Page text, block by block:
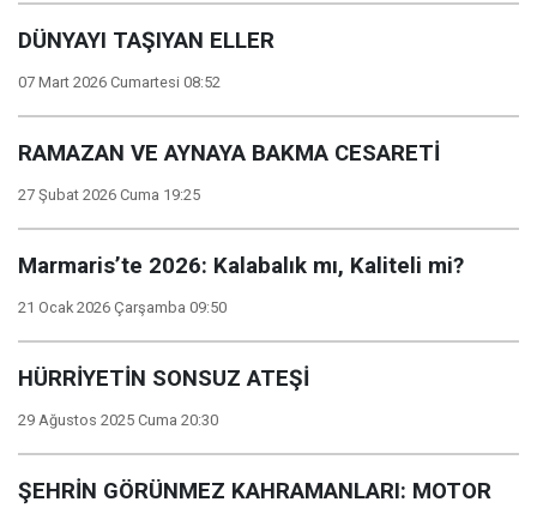
DÜNYAYI TAŞIYAN ELLER
07 Mart 2026 Cumartesi 08:52
RAMAZAN VE AYNAYA BAKMA CESARETİ
27 Şubat 2026 Cuma 19:25
Marmaris’te 2026: Kalabalık mı, Kaliteli mi?
21 Ocak 2026 Çarşamba 09:50
HÜRRİYETİN SONSUZ ATEŞİ
29 Ağustos 2025 Cuma 20:30
ŞEHRİN GÖRÜNMEZ KAHRAMANLARI: MOTOR